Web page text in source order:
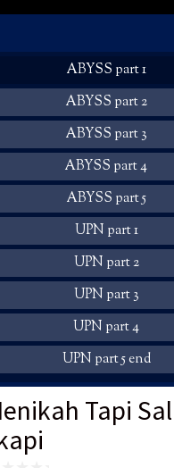
ABYSS part 1
ABYSS part 2
ABYSS part 3
ABYSS part 4
ABYSS part 5
UPN part 1
UPN part 2
UPN part 3
UPN part 4
UPN part 5 end
Tapi